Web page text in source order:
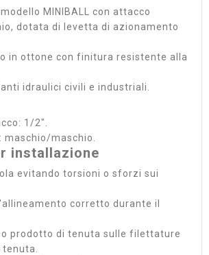
MINIBALL con attacco
dotata di levetta di azionamento
in ottone con finitura resistente alla
idraulici civili e industriali.
1/2".
maschio.
installazione
evitando torsioni o sforzi sui
corretto durante il
prodotto di tenuta sulle filettature